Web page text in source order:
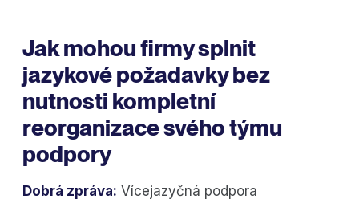
Jak mohou firmy splnit
jazykové požadavky bez
nutnosti kompletní
reorganizace svého týmu
podpory
Dobrá zpráva: Vícejazyčná podpora